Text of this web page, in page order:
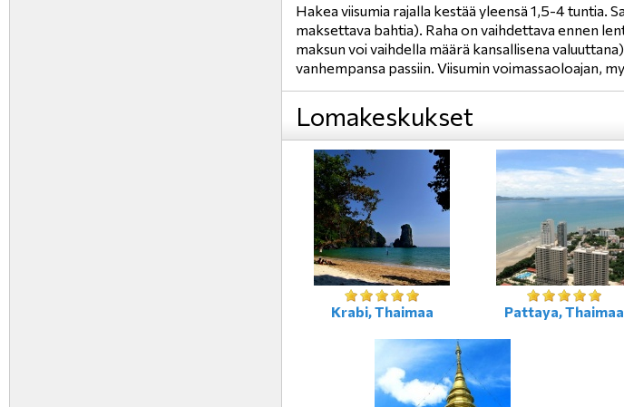
Hakea viisumia rajalla kestää yleensä 1,5-4 tuntia.
maksettava bahtia). Raha on vaihdettava ennen
maksun voi vaihdella määrä kansallisena
vanhempansa passiin. Viisumin voimassaoloajan,
Lomakeskukset
Krabi, Thaimaa Pattaya, Thaimaa